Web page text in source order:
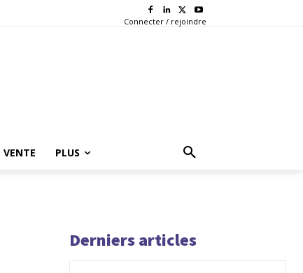
Connecter / rejoindre
VENTE PLUS
Derniers articles